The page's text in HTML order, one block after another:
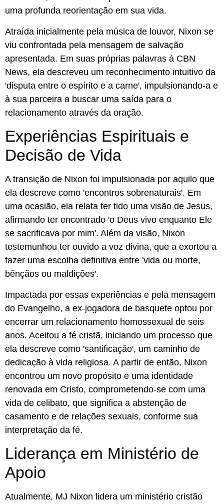
uma profunda reorientação em sua vida.
Atraída inicialmente pela música de louvor, Nixon se
viu confrontada pela mensagem de salvação
apresentada. Em suas próprias palavras à CBN
News, ela descreveu um reconhecimento intuitivo da
'disputa entre o espírito e a carne', impulsionando-a e
à sua parceira a buscar uma saída para o
relacionamento através da oração.
Experiências Espirituais e
Decisão de Vida
A transição de Nixon foi impulsionada por aquilo que
ela descreve como 'encontros sobrenaturais'. Em
uma ocasião, ela relata ter tido uma visão de Jesus,
afirmando ter encontrado 'o Deus vivo enquanto Ele
se sacrificava por mim'. Além da visão, Nixon
testemunhou ter ouvido a voz divina, que a exortou a
fazer uma escolha definitiva entre 'vida ou morte,
bênçãos ou maldições'.
Impactada por essas experiências e pela mensagem
do Evangelho, a ex-jogadora de basquete optou por
encerrar um relacionamento homossexual de seis
anos. Aceitou a fé cristã, iniciando um processo que
ela descreve como 'santificação', um caminho de
dedicação à vida religiosa. A partir de então, Nixon
encontrou um novo propósito e uma identidade
renovada em Cristo, comprometendo-se com uma
vida de celibato, que significa a abstenção de
casamento e de relações sexuais, conforme sua
interpretação da fé.
Liderança em Ministério de
Apoio
Atualmente, MJ Nixon lidera um ministério cristão